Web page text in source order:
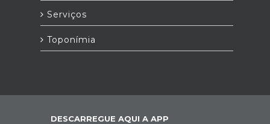
Serviços
Toponímia
DESCARREGUE AQUI A APP